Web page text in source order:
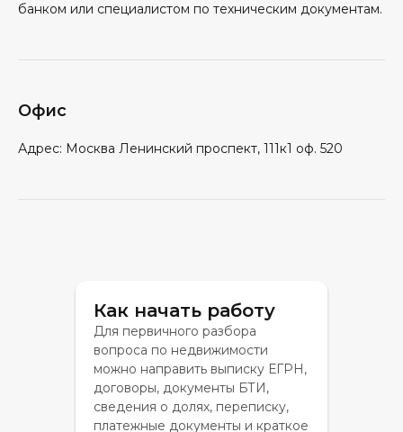
банком или специалистом по техническим документам.
Офис
Адрес: Москва Ленинский проспект, 111к1 оф. 520
Как начать работу
Для первичного разбора
вопроса по недвижимости
можно направить выписку ЕГРН,
договоры, документы БТИ,
сведения о долях, переписку,
платежные документы и краткое